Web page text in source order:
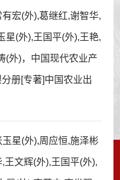
宏(外),葛继红,谢智华,
星(外),王国平(外),王艳,
(外)，中国现代农业产
册[专著]中国农业出
星(外),周应恒,施泽彬
王文辉(外),王国平(外),